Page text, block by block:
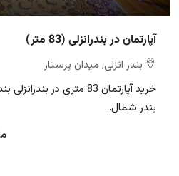
آپارتمان در بندرانزلی (83 متر)
بندر انزلی, میدان پرستار
خرید آپارتمان 83 متری در
بندر شمال...